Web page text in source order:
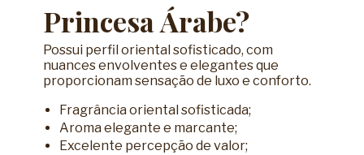
Princesa Árabe?
Possui perfil oriental sofisticado, com
nuances envolventes e elegantes que
proporcionam sensação de luxo e conforto.
Fragrância oriental sofisticada;
Aroma elegante e marcante;
Excelente percepção de valor;